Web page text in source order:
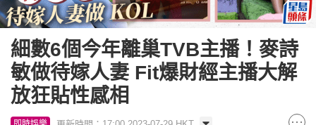
細數6個今年離巢TVB主播！麥詩
敏做待嫁人妻 Fit爆財經主播大解
放狂貼性感相